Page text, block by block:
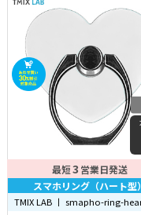
最短3 営業日発送
スマホリング（ハート型）
TMIX LAB 丨 smapho-ring-